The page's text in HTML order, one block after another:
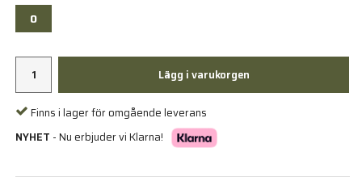
0
Lägg i varukorgen
Finns i lager för omgående leverans
NYHET - Nu erbjuder vi Klarna!